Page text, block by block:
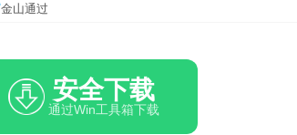
金山通过
安全下载
通过Win工具箱下载